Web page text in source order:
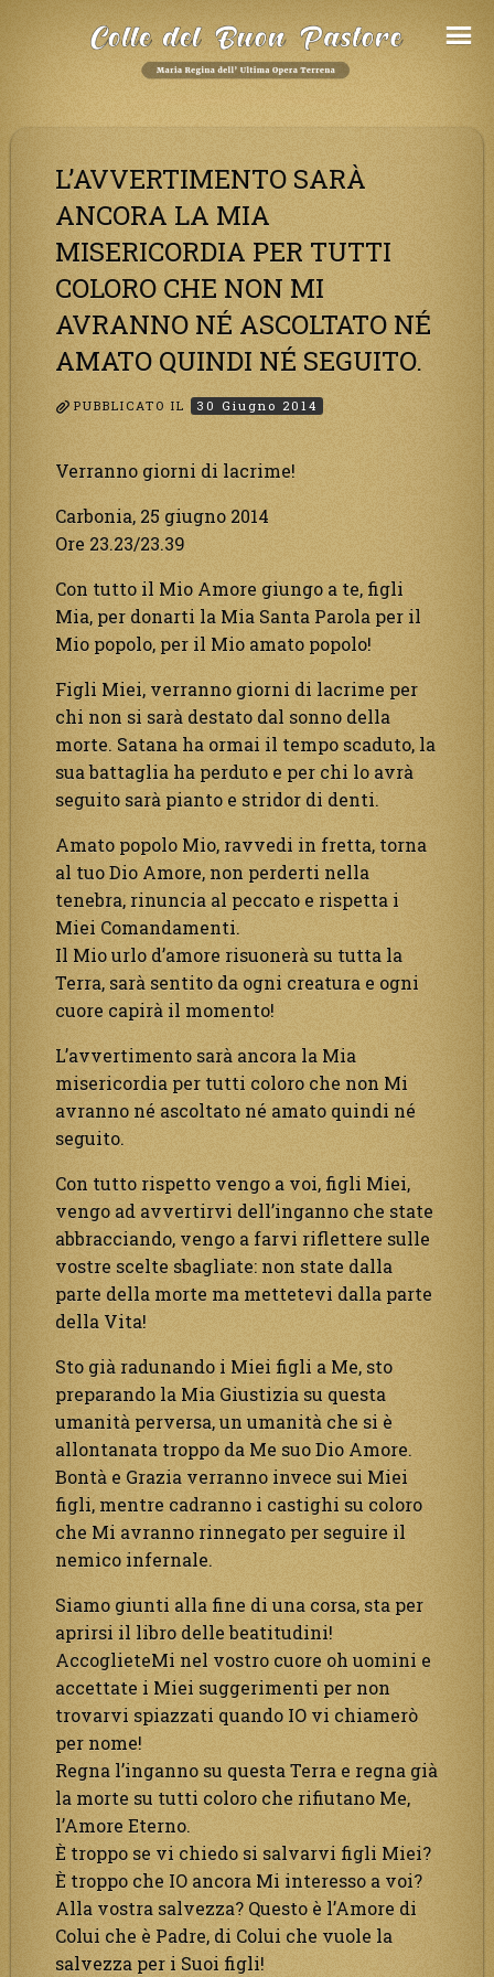
L’AVVERTIMENTO SARÀ
ANCORA LA MIA
MISERICORDIA PER TUTTI
COLORO CHE NON MI
AVRANNO NÉ ASCOLTATO NÉ
AMATO QUINDI NÉ SEGUITO.
PUBBLICATO IL 30 Giugno 2014
Verranno giorni di lacrime!
Carbonia, 25 giugno 2014
Ore 23.23/23.39
Con tutto il Mio Amore giungo a te, figli
Mia, per donarti la Mia Santa Parola per il
Mio popolo, per il Mio amato popolo!
Figli Miei, verranno giorni di lacrime per
chi non si sarà destato dal sonno della
morte. Satana ha ormai il tempo scaduto, la
sua battaglia ha perduto e per chi lo avrà
seguito sarà pianto e stridor di denti.
Amato popolo Mio, ravvedi in fretta, torna
al tuo Dio Amore, non perderti nella
tenebra, rinuncia al peccato e rispetta i
Miei Comandamenti.
Il Mio urlo d’amore risuonerà su tutta la
Terra, sarà sentito da ogni creatura e ogni
cuore capirà il momento!
L’avvertimento sarà ancora la Mia
misericordia per tutti coloro che non Mi
avranno né ascoltato né amato quindi né
seguito.
Con tutto rispetto vengo a voi, figli Miei,
vengo ad avvertirvi dell’inganno che state
abbracciando, vengo a farvi riflettere sulle
vostre scelte sbagliate: non state dalla
parte della morte ma mettetevi dalla parte
della Vita!
Sto già radunando i Miei figli a Me, sto
preparando la Mia Giustizia su questa
umanità perversa, un umanità che si è
allontanata troppo da Me suo Dio Amore.
Bontà e Grazia verranno invece sui Miei
figli, mentre cadranno i castighi su coloro
che Mi avranno rinnegato per seguire il
nemico infernale.
Siamo giunti alla fine di una corsa, sta per
aprirsi il libro delle beatitudini!
AccoglieteMi nel vostro cuore oh uomini e
accettate i Miei suggerimenti per non
trovarvi spiazzati quando IO vi chiamerò
per nome!
Regna l’inganno su questa Terra e regna già
la morte su tutti coloro che rifiutano Me,
l’Amore Eterno.
È troppo se vi chiedo si salvarvi figli Miei?
È troppo che IO ancora Mi interesso a voi?
Alla vostra salvezza? Questo è l’Amore di
Colui che è Padre, di Colui che vuole la
salvezza per i Suoi figli!